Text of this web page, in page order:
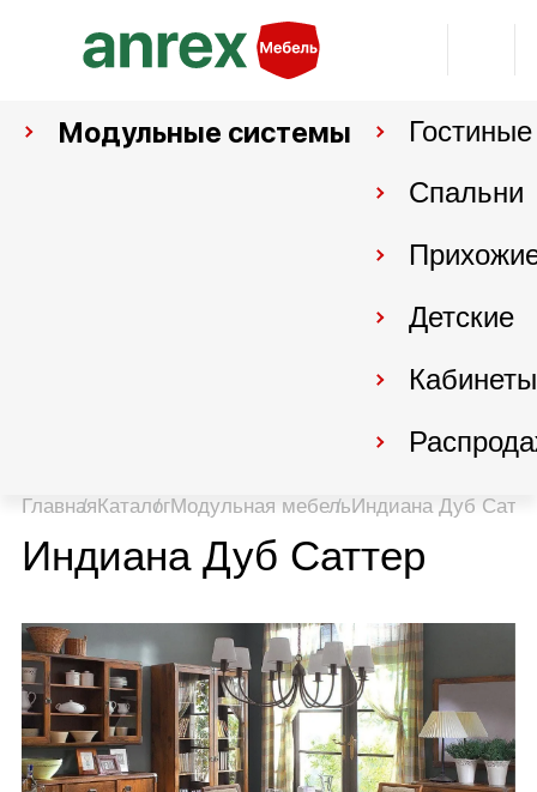
Модульные системы
Гостиные
Спальни
Детские
Кабинеты
ГлавнаяКаталогМодульная мебельИндиана Дуб
Индиана Дуб Саттер